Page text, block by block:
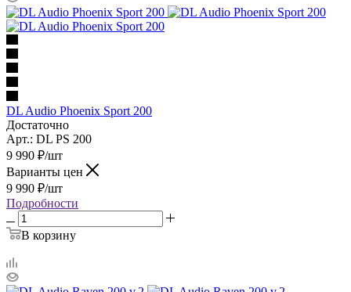
DL Audio Phoenix Sport 200
Достаточно
Арт.: DL PS 200
9 990 ₽/шт
Варианты цен
9 990 ₽/шт
Подробности
В корзину